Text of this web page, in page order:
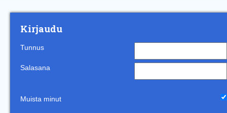
Kirjaudu
Tunnus
Salasana
Muista minut